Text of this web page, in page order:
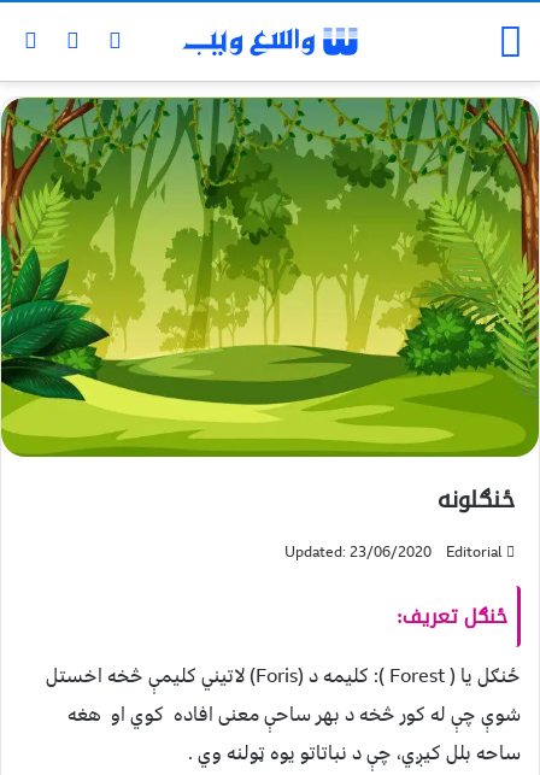
ځنګلونه
Editorial
Updated: 23/06/2020
ځنګل تعریف:
ځنګل يا ( Forest ): کلیمه د (Foris) لاتيني کلیمې څخه اخستل
شوې چې له کور څخه د بهر ساحې معنی افاده کوي او هغه
ساحه بلل کيږي، چې د نباتاتو يوه ټولنه وي .